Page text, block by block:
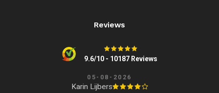
Reviews
9.6/10 - 10187 Reviews
05-08-2026
Karin Lijbers